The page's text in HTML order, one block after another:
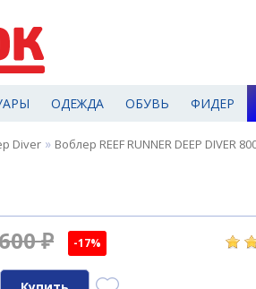
ОДЕЖДА ОБУВЬ ФИДЕР
Diver » Воблер REEF RUNNER DEEP DIVER
₽ -17%